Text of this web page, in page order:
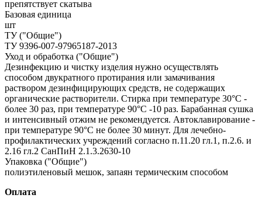
препятствует скатыва
Базовая единица
шт
ТУ ("Общие")
ТУ 9396-007-97965187-2013
Уход и обработка ("Общие")
Дезинфекцию и чистку изделия нужно осуществлять
способом двукратного протирания или замачивания
раствором дезинфицирующих средств, не содержащих
органические растворители. Стирка при температуре 30°С -
более 30 раз, при температуре 90°С -10 раз. Барабанная сушка
и интенсивный отжим не рекомендуется. Автоклавирование -
при температуре 90°С не более 30 минут. Для лечебно-
профилактических учреждений согласно п.11.20 гл.1, п.2.6. и
2.16 гл.2 СанПиН 2.1.3.2630-10
Упаковка ("Общие")
полиэтиленовый мешок, запаян термическим способом
Оплата